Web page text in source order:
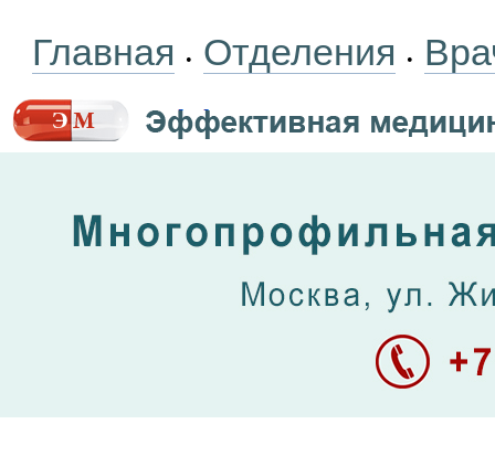
Главная • Отделения •